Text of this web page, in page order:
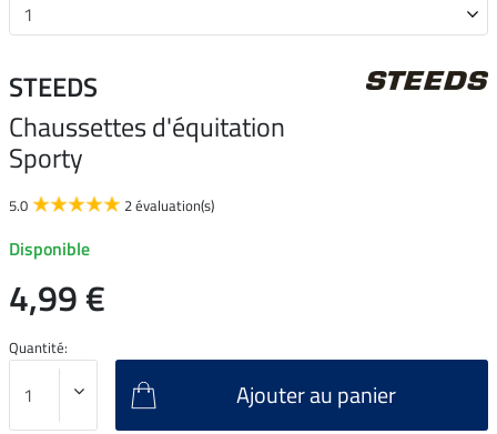
STEEDS
Chaussettes d'équitation
Sporty
5.0 2 évaluation(s)
Disponible
4,99 €
Quantité:
Ajouter au panier